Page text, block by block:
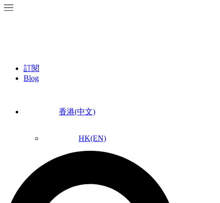
訂閱
Blog
香港(中文)
HK(EN)